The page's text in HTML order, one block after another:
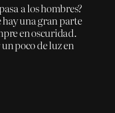
a los hombres?
hay una gran parte
en oscuridad.
poco de luz en